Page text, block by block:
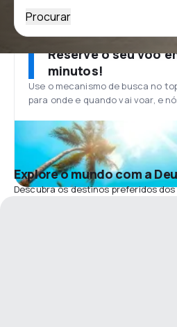
Procurar
Reserve o seu voo
minutos!
Use o mecanismo de busca no
para onde e quando vai voar, e
Explore o mundo com a
Descubra os destinos preferidos